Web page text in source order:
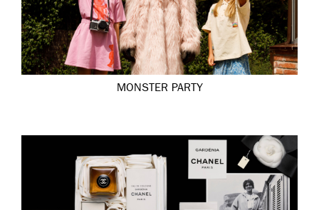
MONSTER PARTY